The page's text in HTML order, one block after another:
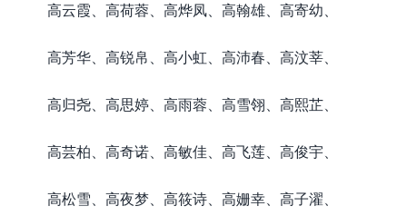
高云霞、高荷蓉、高烨凤、高翰雄、高寄幼、
高芳华、高锐帛、高小虹、高沛春、高汶莘、
高归尧、高思婷、高雨蓉、高雪翎、高熙芷、
高芸柏、高奇诺、高敏佳、高飞莲、高俊宇、
高松雪、高夜梦、高筱诗、高姗幸、高子濯、